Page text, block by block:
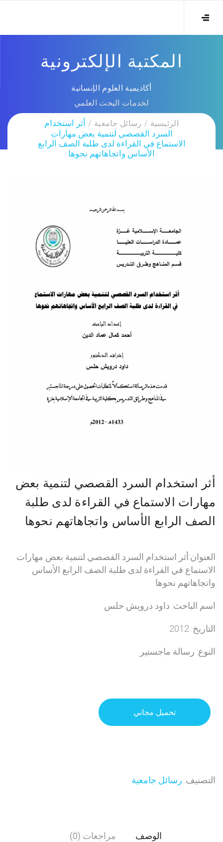
المكتبة الإلكترونية
أكاديمية العلوم الإنسانية
لخدمات البحث العلمي
الرئيسية رسائل جامعية
أثر استخدام
السرد القصصي لتنمية بعض مهارات
الاستماع في القراءة لدى طلبة الصف الرابع
الأساس واتجاهاتهم نحوها
أثر استخدام السرد القصصي لتنمية بعض
مهارات الاستماع في القراءة لدى طلبة
الصف الرابع الأساس واتجاهاتهم نحوها
العنوان:أثر استخدام السرد القصصي لتنمية بعض مهارات
الاستماع في القراءة لدى طلبة الصف الرابع الأساس
واتجاهاتهم نحوها
اسم الباحث: داود درويش حلس
التاريخ: 2012
النوع: رسالة ماجستير
تحميل مجاني
التصنيف: رسائل جامعية
الوصف مراجعات (0)